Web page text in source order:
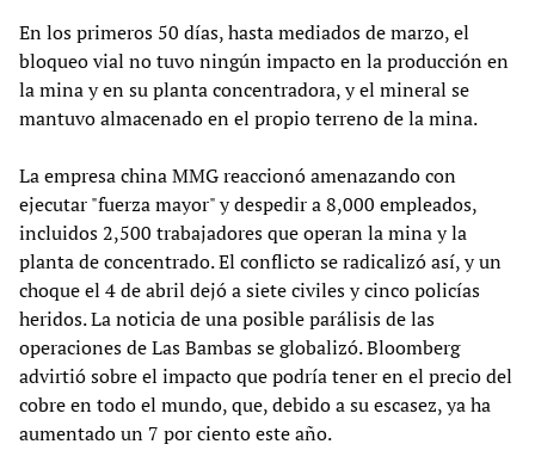
En los primeros 50 días, hasta mediados de marzo, el
bloqueo vial no tuvo ningún impacto en la producción en
la mina y en su planta concentradora, y el mineral se
mantuvo almacenado en el propio terreno de la mina.
La empresa china MMG reaccionó amenazando con
ejecutar "fuerza mayor" y despedir a 8,000 empleados,
incluidos 2,500 trabajadores que operan la mina y la
planta de concentrado. El conflicto se radicalizó así, y un
choque el 4 de abril dejó a siete civiles y cinco policías
heridos. La noticia de una posible parálisis de las
operaciones de Las Bambas se globalizó. Bloomberg
advirtió sobre el impacto que podría tener en el precio del
cobre en todo el mundo, que, debido a su escasez, ya ha
aumentado un 7 por ciento este año.